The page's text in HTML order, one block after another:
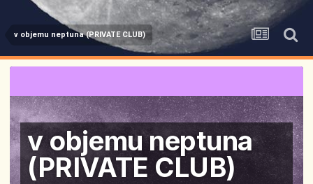
v objemu neptuna (PRIVATE CLUB)
v objemu neptuna
(PRIVATE CLUB)